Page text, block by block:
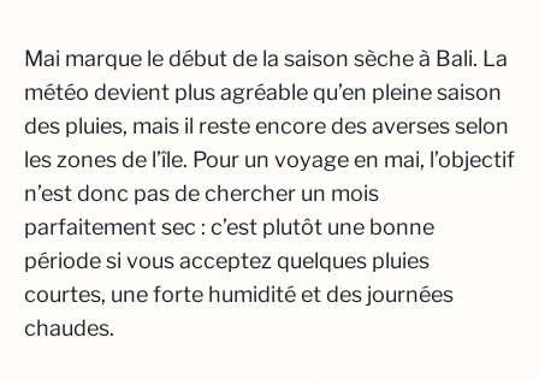
Mai marque le début de la saison sèche à Bali. La
météo devient plus agréable qu’en pleine saison
des pluies, mais il reste encore des averses selon
les zones de l’île. Pour un voyage en mai, l’objectif
n’est donc pas de chercher un mois
parfaitement sec : c’est plutôt une bonne
période si vous acceptez quelques pluies
courtes, une forte humidité et des journées
chaudes.